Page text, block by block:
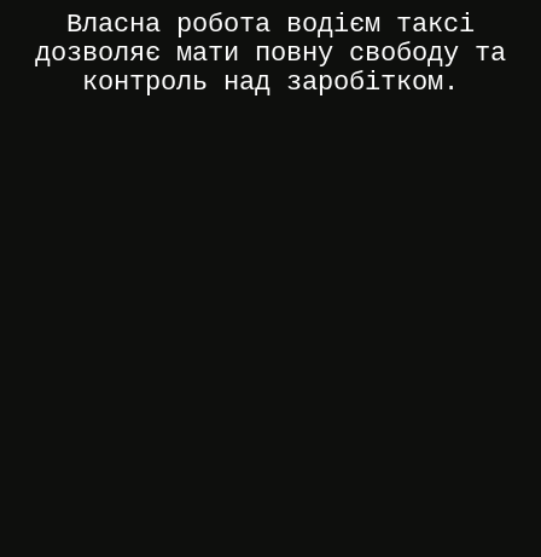
Власна робота водієм таксі
дозволяє мати повну свободу та
контроль над заробітком.